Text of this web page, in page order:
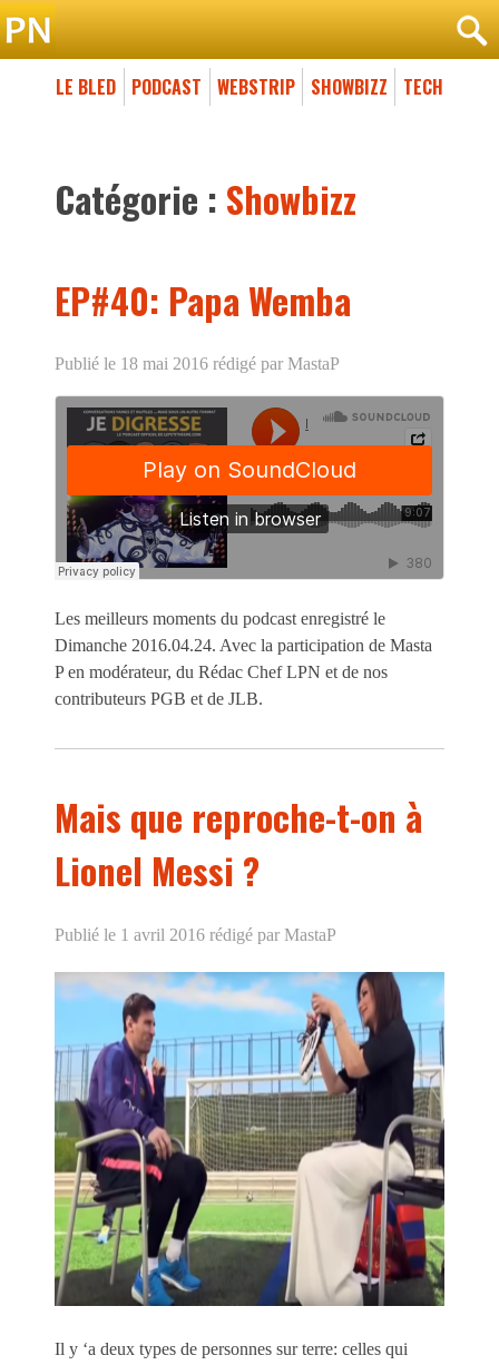
LE BLED PODCAST WEBSTRIP SHOWBIZZ TECH
Catégorie : Showbizz
EP#40: Papa Wemba
Publié le 18 mai 2016 rédigé par MastaP
Les meilleurs moments du podcast enregistré le
Dimanche 2016.04.24. Avec la participation de Masta
P en modérateur, du Rédac Chef LPN et de nos
contributeurs PGB et de JLB.
Mais que reproche-t-on à
Lionel Messi ?
Publié le 1 avril 2016 rédigé par MastaP
Il y ‘a deux types de personnes sur terre: celles qui